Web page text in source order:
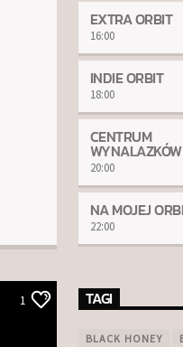
1
EXTRA ORBIT
16:00
INDIE ORBIT
18:00
CENTRUM
WYNALAZKÓW
20:00
NA MOJEJ
22:00
TAGI
BLACK HONEY